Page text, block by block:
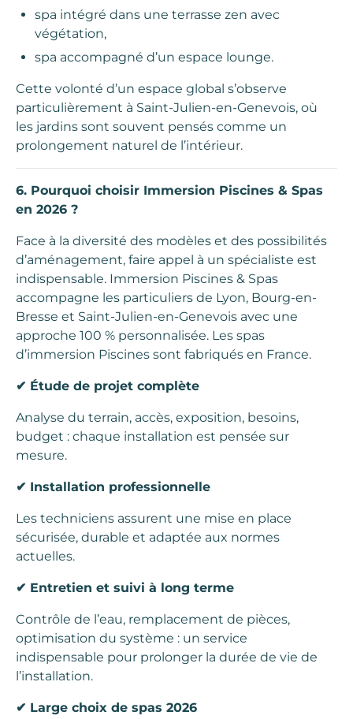
spa intégré dans une terrasse zen avec
végétation,
spa accompagné d’un espace lounge.
Cette volonté d’un espace global s’observe
particulièrement à Saint-Julien-en-Genevois, où
les jardins sont souvent pensés comme un
prolongement naturel de l’intérieur.
6. Pourquoi choisir Immersion Piscines & Spas
en 2026 ?
Face à la diversité des modèles et des possibilités
d’aménagement, faire appel à un spécialiste est
indispensable. Immersion Piscines & Spas
accompagne les particuliers de Lyon, Bourg-en-
Bresse et Saint-Julien-en-Genevois avec une
approche 100 % personnalisée. Les spas
d’immersion Piscines sont fabriqués en France.
✔ Étude de projet complète
Analyse du terrain, accès, exposition, besoins,
budget : chaque installation est pensée sur
mesure.
✔ Installation professionnelle
Les techniciens assurent une mise en place
sécurisée, durable et adaptée aux normes
actuelles.
✔ Entretien et suivi à long terme
Contrôle de l’eau, remplacement de pièces,
optimisation du système : un service
indispensable pour prolonger la durée de vie de
l’installation.
✔ Large choix de spas 2026